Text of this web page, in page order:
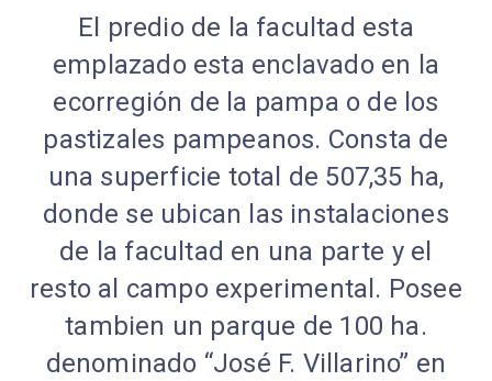
El predio de la facultad esta
emplazado esta enclavado en la
ecorregión de la pampa o de los
pastizales pampeanos. Consta de
una superficie total de 507,35 ha,
donde se ubican las instalaciones
de la facultad en una parte y el
resto al campo experimental. Posee
tambien un parque de 100 ha.
denominado “José F. Villarino” en